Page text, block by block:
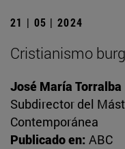
21 | 05 | 2024
Cristianismo
José María Torralba
Subdirector del
Contemporánea
Publicado en: ABC